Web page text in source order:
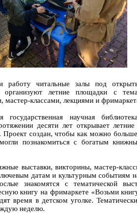
работу читальные залы под
организуют летние площадки с
мастер-классами, лекциями и
государственная научная
десяти лет открывает летние
Проект создан, чтобы как можно
познакомиться с богатым
выставки, викторины, мастер-
датам и культурным событиям
знакомятся с тематической
книгу на фримаркете «Возьми
время в детском уголке.
неделю.